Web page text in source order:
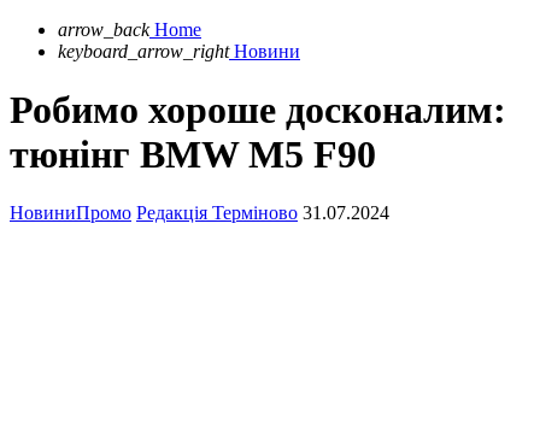
arrow_back Home
keyboard_arrow_right Новини
Робимо хороше досконалим:
тюнінг BMW M5 F90
НовиниПромо Редакція Терміново 31.07.2024